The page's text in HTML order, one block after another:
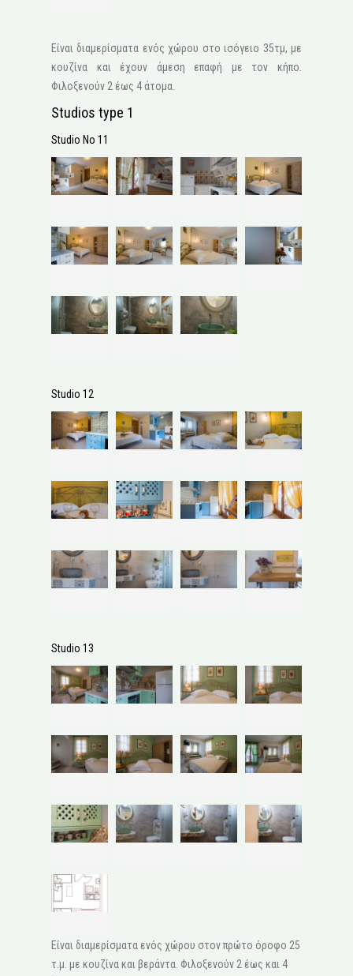
Είναι διαμερίσματα ενός χώρου στο ισόγειο 35τμ, με
κουζίνα και έχουν άμεση επαφή με τον κήπο.
Φιλοξενούν 2 έως 4 άτομα.
Studios type 1
Studio No 11
Studio 12
Studio 13
Είναι διαμερίσματα ενός χώρου στον πρώτο όροφο 25
τ.μ. με κουζίνα και βεράντα. Φιλοξενούν 2 έως και 4